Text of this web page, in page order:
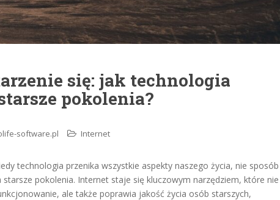
się: jak technologia
pokolenia?
software.pl Internet
technologia przenika wszystkie aspekty naszego życia, nie sposób
starsze pokolenia. Internet staje się kluczowym narzędziem, które nie
ale także poprawia jakość życia osób starszych,